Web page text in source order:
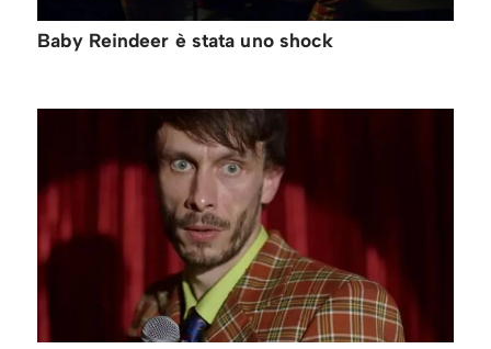
Baby Reindeer è stata uno shock